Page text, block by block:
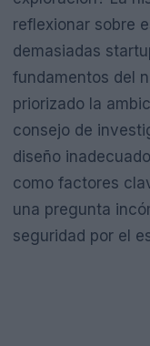
reflexionar sobre
demasiadas
fundamentos del
priorizado la
consejo de
diseño
como factores
una pregunta
seguridad por el